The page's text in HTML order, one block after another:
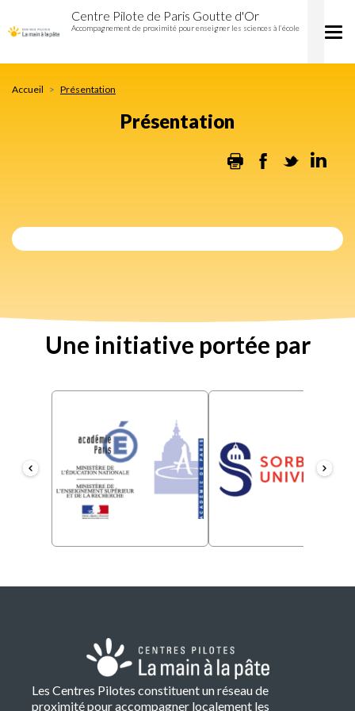
au
contenu
Centre Pilote de Paris Goutte d'Or
Accompagnement de proximité pour enseigner les sciences à l’école
Accueil Présentation
Présentation
Print Facebook
Twitter
Une initiative portée par
Les Centres Pilotes constituent un réseau de
proximité pour accompagner localement les